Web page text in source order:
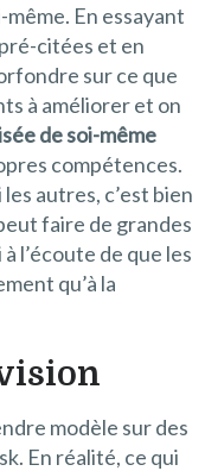
En essayant
citées et en
sur ce que
à améliorer et on
de soi-même
compétences.
autres, c’est bien
faire de grandes
l’écoute de que les
qu’à la
modèle sur des
En réalité, ce qui